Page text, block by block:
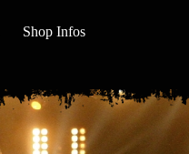
Shop Infos